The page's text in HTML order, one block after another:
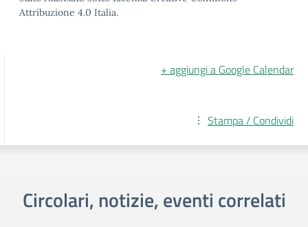
Attribuzione 4.0 Italia.
+ aggiungi a Google Calendar
Stampa / Condividi
Circolari, notizie, eventi correlati